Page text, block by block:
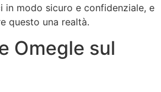
in modo sicuro e confidenziale, e
questo una realtà.
Omegle sul